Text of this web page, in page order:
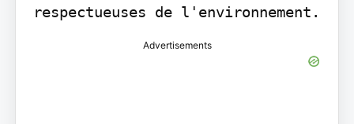
respectueuses de l'environnement.
Advertisements